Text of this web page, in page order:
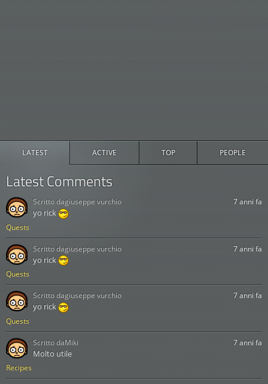
LATEST ACTIVE TOP PEOPLE
Latest Comments
Quests
7 anni fa
yo rick
Scritto dagiuseppe vurchio
Quests
7 anni fa
yo rick
Scritto dagiuseppe vurchio
Quests
7 anni fa
yo rick
Scritto dagiuseppe vurchio
Recipes
7 anni fa
Molto utile
Scritto daMiki